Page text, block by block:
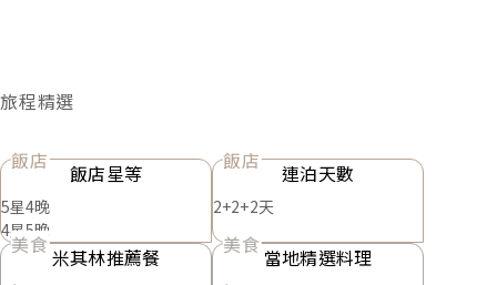
旅程精選
飯店 飯店星等
5星4晚
4星5晚
飯店 連泊天數
2+2+2天
美食米其林推薦餐 美食當地精選料理